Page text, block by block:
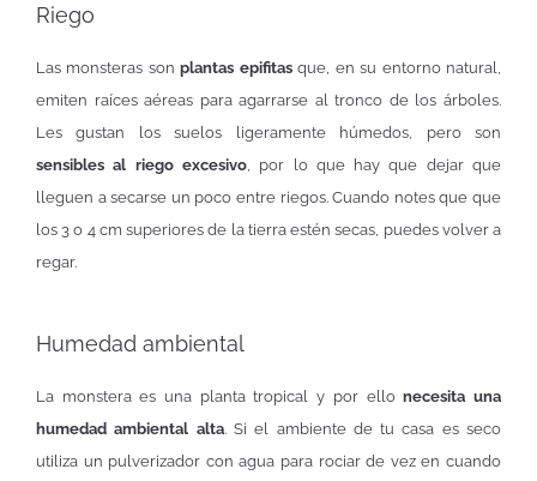
Riego
Las monsteras sonplantas epifitasque, en su entorno natural,
emiten raíces aéreas para agarrarse al tronco de los árboles.
Les gustan los suelos ligeramente húmedos, pero son
sensibles al riego excesivo, por lo que hay que dejar que
lleguen a secarse un poco entre riegos. Cuando notes que que
los 3 o 4 cm superiores de la tierra estén secas, puedes volver a
regar.
Humedad ambiental
La monstera es una planta tropical y por ellonecesita una
humedad ambiental alta. Si el ambiente de tu casa es seco
utiliza un pulverizador con agua para rociar de vez en cuando